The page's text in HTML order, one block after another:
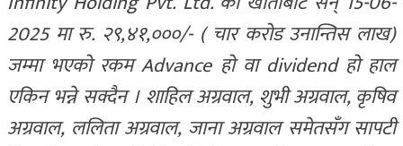
2025 मा रु. २९,४१,०००/- ( चार करोड उनान्तिस लाख)
जम्मा भएको रकम Advance हो वा dividend हो हाल
एकिन भन्ने सक्दैन । शाहिल अग्रवाल, शुभी अग्रवाल, कृषिव
अग्रवाल, ललिता अग्रवाल, जाना अग्रवाल समेतसँग सापटी